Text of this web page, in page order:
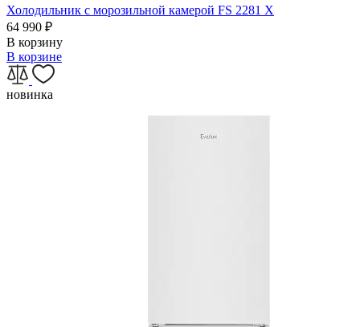
Холодильник с морозильной камерой FS 2281 X
64 990 ₽
В корзину
В корзине
новинка